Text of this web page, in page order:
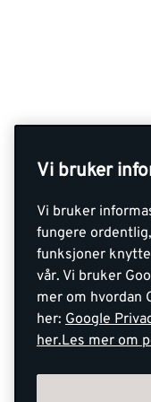
Vi bruker
Vi bruker
fungere
funksjoner
vår. Vi bruker
mer om hvordan
her: Google
her.Les mer om